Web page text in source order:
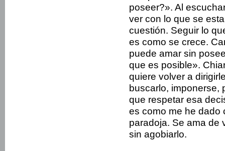
poseer?». Al
ver con lo que se
cuestión. Seguir lo
es como se crece.
puede amar sin
que es posible».
quiere volver a
buscarlo, imponerse,
que respetar esa
es como me he dado
paradoja. Se ama de
sin agobiarlo.